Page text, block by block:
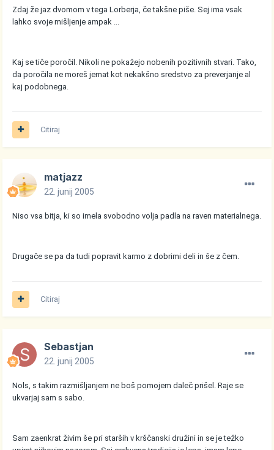
Zdaj že jaz dvomom v tega Lorberja, če takšne piše. Sej ima vsak
lahko svoje mišljenje ampak ...
Kaj se tiče poročil. Nikoli ne pokažejo nobenih pozitivnih stvari. Tako,
da poročila ne moreš jemat kot nekakšno sredstvo za preverjanje al
kaj podobnega.
Citiraj
matjazz
22. junij 2005
Niso vsa bitja, ki so imela svobodno volja padla na raven materialnega.
Drugače se pa da tudi popravit karmo z dobrimi deli in še z čem.
Citiraj
Sebastjan
22. junij 2005
Nols, s takim razmišljanjem ne boš pomojem daleč prišel. Raje se
ukvarjaj sam s sabo.
Sam zaenkrat živim še pri starših v krščanski družini in se je težko